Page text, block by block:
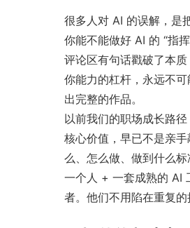
很多人对 AI 的误解，是
你能不能做好 AI 的 “指
评论区有句话戳破了本
你能力的杠杆，永远不
出完整的作品。
以前我们的职场成长路
核心价值，早已不是亲
么、怎么做、做到什么标
一个人 + 一套成熟的 AI
者。他们不用陷在重复